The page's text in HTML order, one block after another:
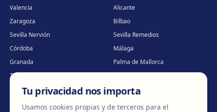
Valencia
Alicante
Zaragoza
Bilbao
Sevilla Nervión
Sevilla Remedios
Córdoba
Málaga
Granada
Palma de Mallorca
Tenerife
Portugal · Famalicão
Portugal · Guimarães
Clínica virtual
Tu privacidad nos importa
Usamos cookies propias y de terceros para el